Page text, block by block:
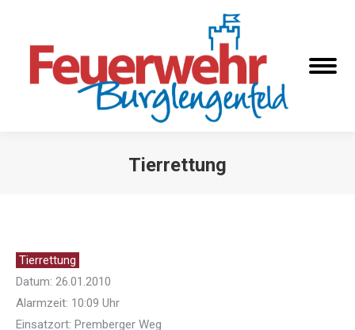
Tierrettung
Tierrettung
Datum: 26.01.2010
Alarmzeit: 10:09 Uhr
Einsatzort: Premberger Weg